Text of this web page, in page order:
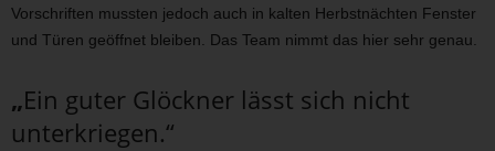
Vorschriften mussten jedoch auch in kalten Herbstnächten Fenster
und Türen geöffnet bleiben. Das Team nimmt das hier sehr genau.
„Ein guter Glöckner lässt sich nicht
unterkriegen.“